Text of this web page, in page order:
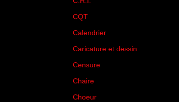
CQT
Calendrier
Caricature et dessin
Censure
Chaire
Choeur